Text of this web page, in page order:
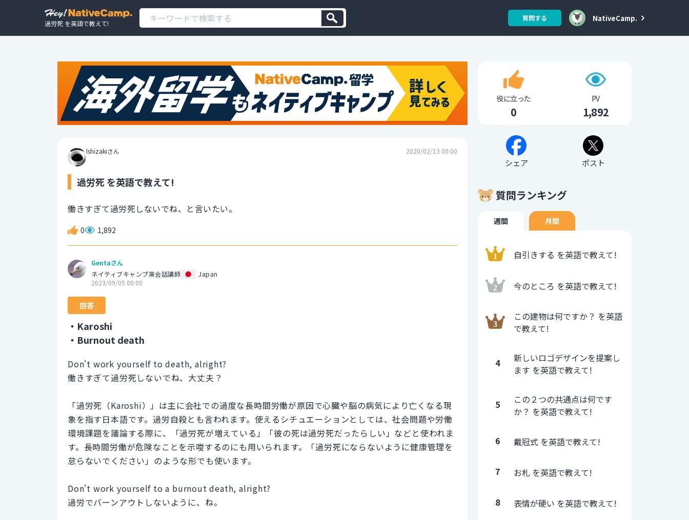
過労死 を英語で教えて!
質問する NativeCamp.
Ishizakiさん 2020/02/13 00:00
過労死 を英語で教えて!
働きすぎて過労死しないでね、と言いたい。
0 1,892
Gentaさん
ネイティブキャンプ英会話講師
Japan
2023/09/05 00:00
回答
・Karoshi
・Burnout death
Don't work yourself to death, alright?
働きすぎて過労死しないでね、大丈夫？
「過労死（Karoshi）」は主に会社での過度な長時間労働が原因で心臓や脳の病気により亡くなる現
象を指す日本語です。過労自殺とも言われます。使えるシチュエーションとしては、社会問題や労働
環境課題を議論する際に、「過労死が増えている」「彼の死は過労死だったらしい」などと使われま
す。長時間労働が危険なことを示唆するのにも用いられます。「過労死にならないように健康管理を
怠らないでください」のような形でも使います。
Don't work yourself to a burnout death, alright?
過労でバーンアウトしないように、ね。
役に立った
0
PV
1,892
シェア ポスト
質問ランキング
週間 月間
自引きする を英語で教えて!
今のところ を英語で教えて!
この建物は何ですか？ を英語
で教えて!
4
新しいロゴデザインを提案し
ます を英語で教えて!
5
この２つの共通点は何です
か？ を英語で教えて!
6 戴冠式 を英語で教えて!
7 お札 を英語で教えて!
8 表情が硬い を英語で教えて!